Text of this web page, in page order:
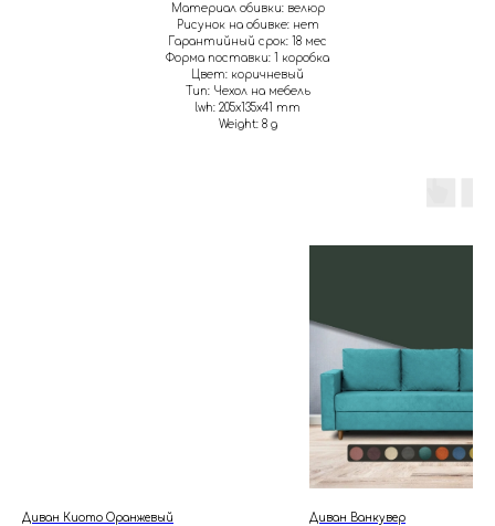
Материал обивки: велюр
Рисунок на обивке: нет
Гарантийный срок: 18 мес
Форма поставки: 1 коробка
Цвет: коричневый
Тип: Чехол на мебель
lwh: 205x135x41 mm
Weight: 8 g
Диван Киото Оранжевый Диван Ванкувер